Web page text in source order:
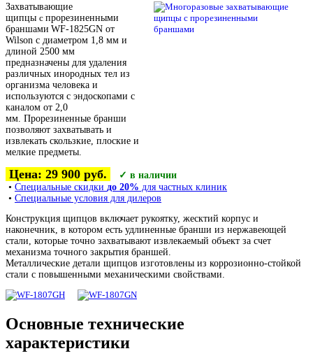
Захватывающие
щипцы с прорезиненными
браншами WF-1825GN от
Wilson с диаметром 1,8 мм и
длиной 2500 мм
предназначены для удаления
различных инородных тел из
организма человека и
используются с эндоскопами с
каналом от 2,0
мм. Прорезиненные бранши
позволяют захватывать и
извлекать скользкие, плоские и
мелкие предметы.
Цена: 29 900 руб.
✓ в наличии
• Специальные скидки до 20% для частных клиник
• Специальные условия для дилеров
Конструкция щипцов включает рукоятку, жесктий корпус и
наконечник, в котором есть удлиненные бранши из нержавеющей
стали, которые точно захватывают извлекаемый объект за счет
механизма точного закрытия браншей.
Металлические детали щипцов изготовлены из коррозионно-стойкой
стали с повышенными механическими свойствами.
Основные технические
характеристики